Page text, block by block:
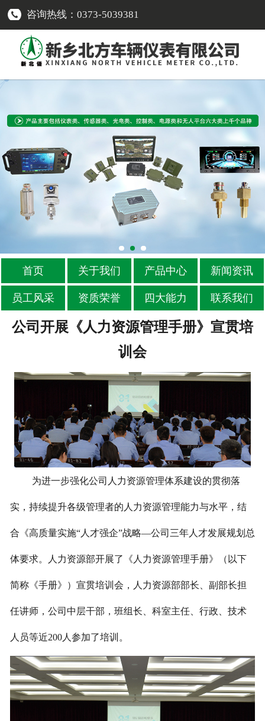
咨询热线：0373-5039381
首页 关于我们 产品中心 新闻资讯
员工风采 资质荣誉 四大能力 联系我们
公司开展《人力资源管理手册》宣贯培
训会
为进一步强化公司人力资源管理体系建设的贯彻落
实，持续提升各级管理者的人力资源管理能力与水平，结
合《高质量实施“人才强企”战略—公司三年人才发展规划总
体要求。人力资源部开展了《人力资源管理手册》（以下
简称《手册》）宣贯培训会，人力资源部部长、副部长担
任讲师，公司中层干部，班组长、科室主任、行政、技术
人员等近200人参加了培训。